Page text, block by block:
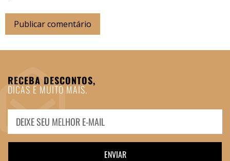
RECEBA DESCONTOS,
DICAS E MUITO MAIS.
ENVIAR